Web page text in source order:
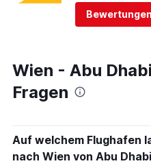
Wien - Abu
Fragen
Auf welchem Flughafen
nach Wien von Abu